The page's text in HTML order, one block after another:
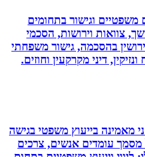
וגישור בתחומים
וירושות, הסכמי
בהסכמה, גישור משפחתי
דיני מקרקעין וחוזים.
בייעוץ משפטי בגישה
עומדים אנשים, צרכים